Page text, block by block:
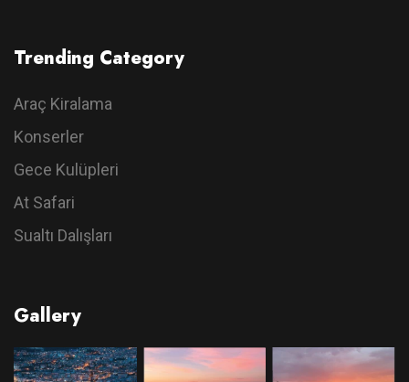
Trending Category
Araç Kiralama
Konserler
Gece Kulüpleri
At Safari
Sualtı Dalışları
Gallery